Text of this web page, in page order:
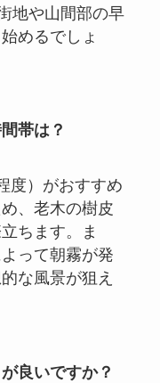
地や山間部の早
めるでしょ
帯は？
度）がおすすめ
、老木の樹皮
ちます。ま
って朝霧が発
な風景が狙え
良いですか？